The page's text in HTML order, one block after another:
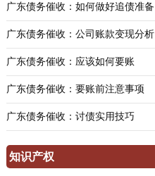
广东债务催收：如何做好追债准备
广东债务催收：公司账款变现分析
广东债务催收：应该如何要账
广东债务催收：要账前注意事项
广东债务催收：讨债实用技巧
知识产权